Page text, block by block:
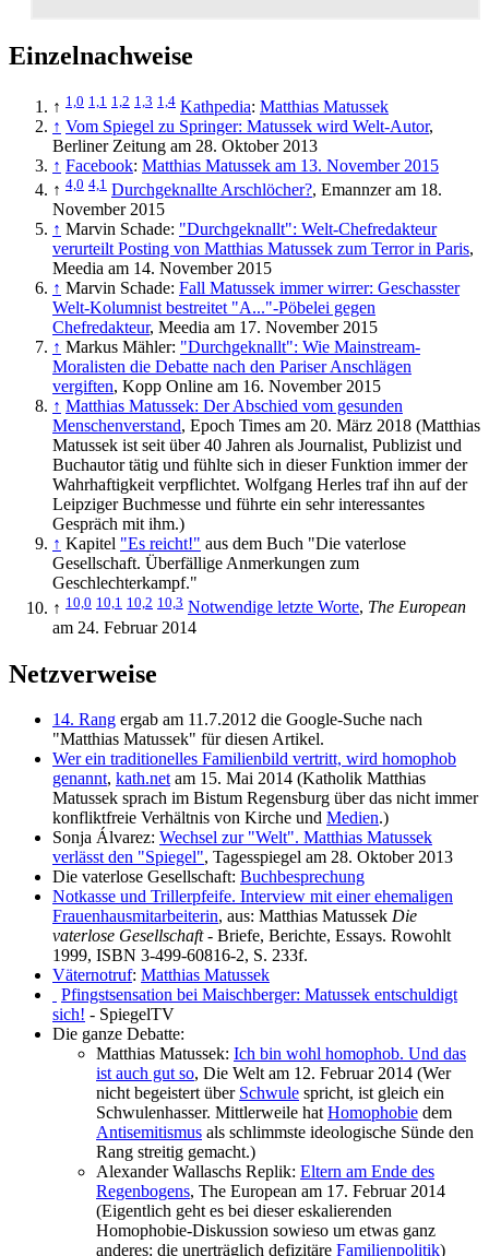
Einzelnachweise
↑ 1,0 1,1 1,2 1,3 1,4 Kathpedia: Matthias Matussek
↑ Vom Spiegel zu Springer: Matussek wird Welt-Autor,
Berliner Zeitung am 28. Oktober 2013
↑ Facebook: Matthias Matussek am 13. November 2015
↑ 4,0 4,1 Durchgeknallte Arschlöcher?, Emannzer am 18.
November 2015
↑ Marvin Schade: "Durchgeknallt": Welt-Chefredakteur
verurteilt Posting von Matthias Matussek zum Terror in Paris,
Meedia am 14. November 2015
↑ Marvin Schade: Fall Matussek immer wirrer: Geschasster
Welt-Kolumnist bestreitet "A..."-Pöbelei gegen
Chefredakteur, Meedia am 17. November 2015
↑ Markus Mähler: "Durchgeknallt": Wie Mainstream-
Moralisten die Debatte nach den Pariser Anschlägen
vergiften, Kopp Online am 16. November 2015
↑ Matthias Matussek: Der Abschied vom gesunden
Menschenverstand, Epoch Times am 20. März 2018 (Matthias
Matussek ist seit über 40 Jahren als Journalist, Publizist und
Buchautor tätig und fühlte sich in dieser Funktion immer der
Wahrhaftigkeit verpflichtet. Wolfgang Herles traf ihn auf der
Leipziger Buchmesse und führte ein sehr interessantes
Gespräch mit ihm.)
↑ Kapitel "Es reicht!" aus dem Buch "Die vaterlose
Gesellschaft. Überfällige Anmerkungen zum
Geschlechterkampf."
↑ 10,0 10,1 10,2 10,3 Notwendige letzte Worte, The European
am 24. Februar 2014
Netzverweise
14. Rang ergab am 11.7.2012 die Google-Suche nach
"Matthias Matussek" für diesen Artikel.
Wer ein traditionelles Familienbild vertritt, wird homophob
genannt, kath.netam 15. Mai 2014 (Katholik Matthias
Matussek sprach im Bistum Regensburg über das nicht immer
konfliktfreie Verhältnis von Kirche und Medien.)
Sonja Álvarez: Wechsel zur "Welt". Matthias Matussek
verlässt den "Spiegel", Tagesspiegel am 28. Oktober 2013
Die vaterlose Gesellschaft: Buchbesprechung
Notkasse und Trillerpfeife. Interview mit einer ehemaligen
Frauenhausmitarbeiterin, aus: Matthias Matussek Die
vaterlose Gesellschaft- Briefe, Berichte, Essays. Rowohlt
1999, ISBN 3-499-60816-2, S. 233f.
Väternotruf: Matthias Matussek
Pfingstsensation bei Maischberger: Matussek entschuldigt
sich! - SpiegelTV
Die ganze Debatte:
Matthias Matussek: Ich bin wohl homophob. Und das
ist auch gut so, Die Welt am 12. Februar 2014 (Wer
nicht begeistert über Schwule spricht, ist gleich ein
Schwulen­hasser. Mittlerweile hatHomophobie dem
Antisemitismus als schlimmste ideologische Sünde den
Rang streitig gemacht.)
Alexander Wallaschs Replik: Eltern am Ende des
Regenbogens, The European am 17. Februar 2014
(Eigentlich geht es bei dieser eskalierenden
Homophobie-Diskussion sowieso um etwas ganz
anderes: die unerträglich defizitäre Familienpolitik)